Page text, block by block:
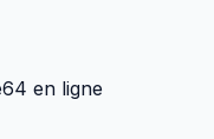
en ligne